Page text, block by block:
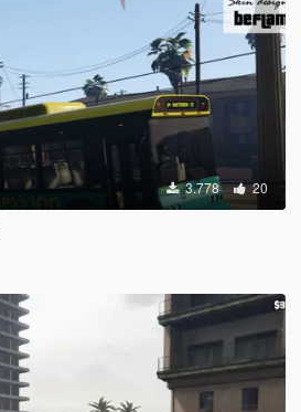
3.778 20